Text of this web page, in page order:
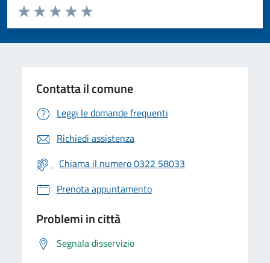
Valuta da 1 a 5 stelle la pagina
Valuta 5 stelle su 5
Valuta 4 stelle su 5
Valuta 3 stelle su 5
Valuta 2 stelle su 5
Valuta 1 stelle su 5
Contatta il comune
Leggi le domande frequenti
Richiedi assistenza
Chiama il numero 0322 58033
Prenota appuntamento
Problemi in città
Segnala disservizio